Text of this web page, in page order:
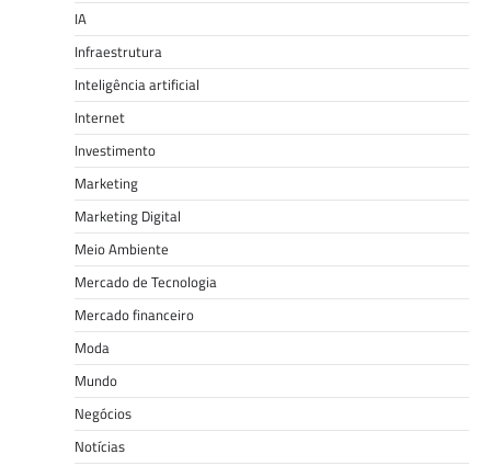
IA
Infraestrutura
Inteligência artificial
Internet
Investimento
Marketing
Marketing Digital
Meio Ambiente
Mercado de Tecnologia
Mercado financeiro
Moda
Mundo
Negócios
Notícias